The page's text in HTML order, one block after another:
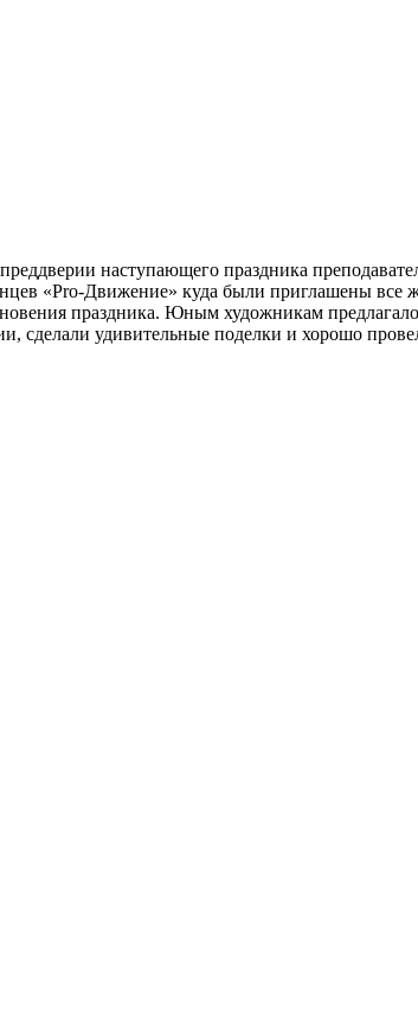
наступающего праздника
«Pro-Движение» куда были приглашены
праздника. Юным художникам
сделали удивительные поделки и хорошо